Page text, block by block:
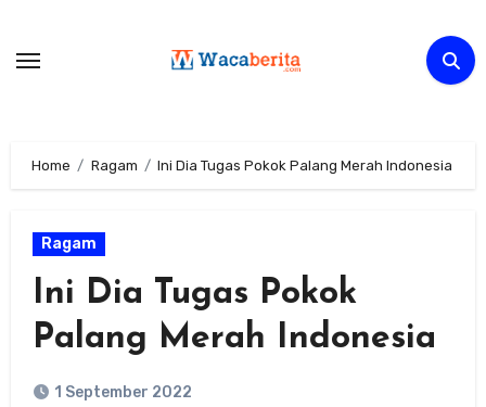
content
Home Ragam Ini Dia Tugas Pokok Palang Merah Indonesia
Ragam
Ini Dia Tugas Pokok
Palang Merah Indonesia
1 September 2022